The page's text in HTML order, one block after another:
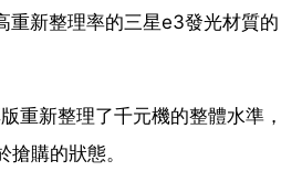
重新整理率的三星e3發光材質的
重新整理了千元機的整體水準，
購的狀態。